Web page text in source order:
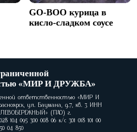
GO-BOO курица в
кисло-сладком соусе
«МИР И ДРУЖБА»
ответственностью «МИР И
ул. Баумана, д.7, кв. 3 ИНН
(ПАО) г.
104 095 300 008 06 к/с 301 018 101 00
04 850